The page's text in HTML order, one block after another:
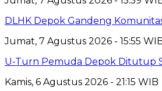
DLHK Depok Gandeng
Jumat, 7 Agustus 2026 - 15:55
U-Turn Pemuda Depok Ditutup
Kamis, 6 Agustus 2026 - 21:15 WIB